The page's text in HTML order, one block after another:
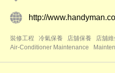
http://
裝修工程 冷氣保養 店舖保養 店舖維
Air-Conditioner Maintenance